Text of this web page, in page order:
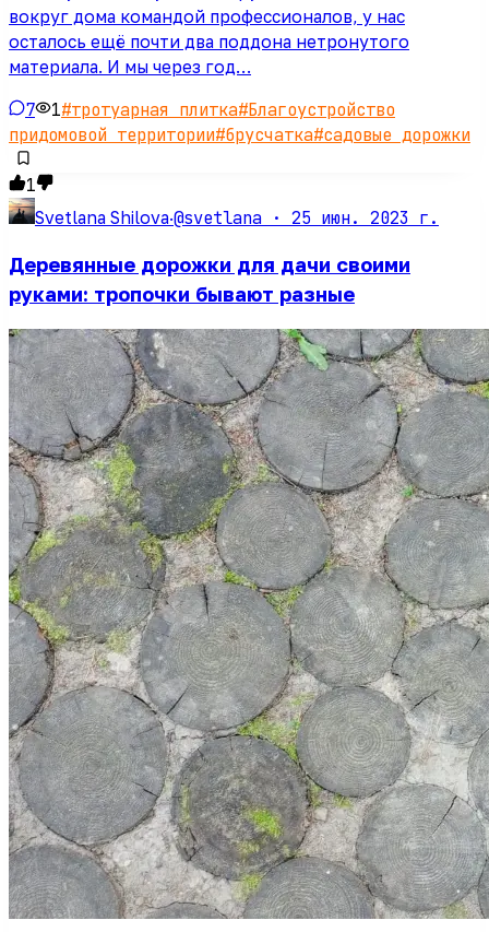
вокруг дома командой профессионалов, у нас
осталось ещё почти два поддона нетронутого
материала. И мы через год…
7 1#тротуарная плитка#Благоустройство
придомовой территории#брусчатка#садовые дорожки
1
Svetlana Shilova·@svetlana · 25 июн. 2023 г.
Деревянные дорожки для дачи своими
руками: тропочки бывают разные